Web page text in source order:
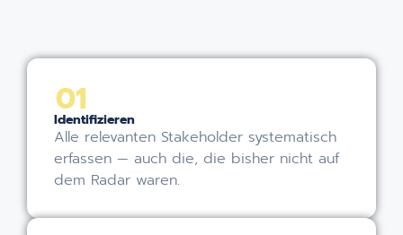
01
Identifizieren
Alle relevanten Stakeholder systematisch
erfassen — auch die, die bisher nicht auf
dem Radar waren.